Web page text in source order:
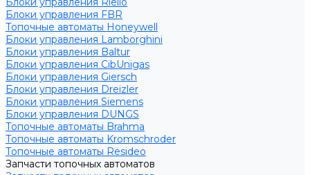
Блоки управления FBR
Топочные автоматы Honeywell
Блоки управления Lamborghini
Блоки управления Baltur
Блоки управления CibUnigas
Блоки управления Giersch
Блоки управления Dreizler
Блоки управления Siemens
Блоки управления DUNGS
Топочные автоматы Brahma
Топочные автоматы Kromschroder
Топочные автоматы Resideo
Запчасти топочных автоматов